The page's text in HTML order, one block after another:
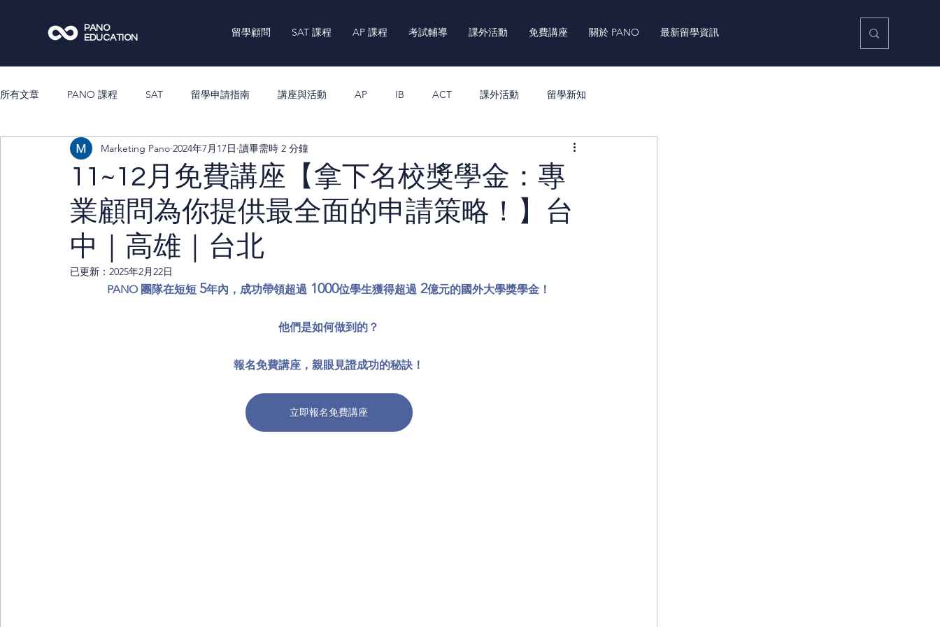
PANO
EDUCATION
留學顧問 SAT 課程 AP 課程 考試輔導 課外活動 免費講座 關於 PANO 最新留學資訊
所有文章 PANO 課程 SAT 留學申請指南 講座與活動 AP IB ACT 課外活動 留學新知
11~12月免費講座【拿下名校獎學金：專
業顧問為你提供最全面的申請策略！】台
中｜高雄｜台北
Marketing Pano 2024年7月17日 讀畢需時 2 分鐘
已更新： 2025年2月22日
PANO 團隊在短短 5年內，成功帶領超過 1000位學生獲得超過 2億元的國外大學獎學金！
他們是如何做到的？
報名免費講座，親眼見證成功的秘訣！
立即報名免費講座